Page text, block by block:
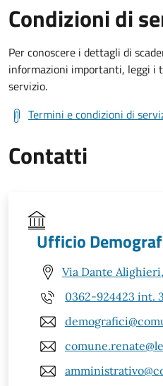
Condizioni di
Per conoscere i dettagli di
informazioni importanti, leggi i
servizio.
Termini e condizioni di
Contatti
Ufficio
Via Dante
0362-924423 int. 3